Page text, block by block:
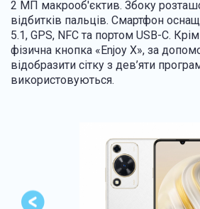
2 МП макрооб'єктив. Збоку
відбитків пальців. Смартфон
5.1, GPS, NFC та портом USB-C.
фізична кнопка «Enjoy X», за
відобразити сітку з дев’яти
використовуються.